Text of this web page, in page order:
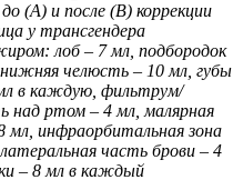
до (А) и после (В) коррекции
у трансгендера
лоб – 7 мл, подбородок
челюсть – 10 мл, губы
в каждую, фильтрум/
над ртом – 4 мл, малярная
мл, инфраорбитальная зона
часть брови – 4
– 8 мл в каждый